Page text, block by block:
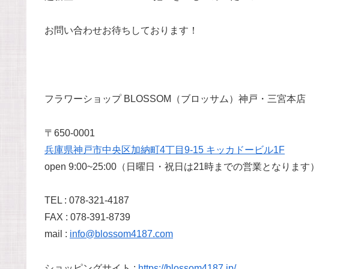
お問い合わせお待ちしております！
フラワーショップ BLOSSOM（ブロッサム）神戸・三宮本店
〒650-0001
兵庫県神戸市中央区加納町4丁目9-15 キッカドービル1F
open 9:00~25:00（日曜日・祝日は21時までの営業となります）
TEL : 078-321-4187
FAX : 078-391-8739
mail : info@blossom4187.com